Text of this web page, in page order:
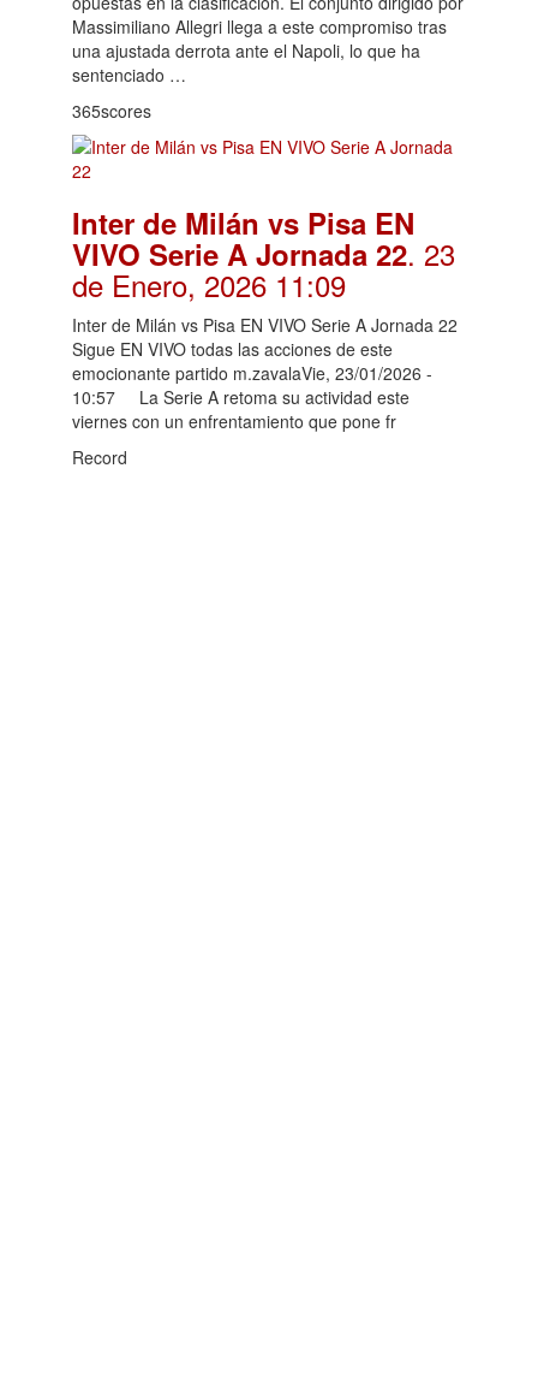
Massimiliano Allegri llega a este compromiso tras
una ajustada derrota ante el Napoli, lo que ha
sentenciado …
365scores
Inter de Milán vs Pisa EN
VIVO Serie A Jornada 22. 23
de Enero, 2026 11:09
Inter de Milán vs Pisa EN VIVO Serie A Jornada 22
Sigue EN VIVO todas las acciones de este
emocionante partido m.zavalaVie, 23/01/2026 -
10:57 La Serie A retoma su actividad este
viernes con un enfrentamiento que pone fr
Record